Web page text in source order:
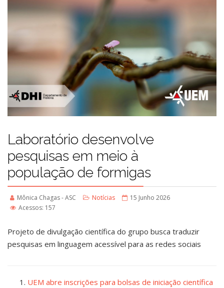
Laboratório desenvolve
pesquisas em meio à
população de formigas
Mônica Chagas - ASC Notícias
15 Junho 2026
Acessos: 157
Projeto de divulgação científica do grupo busca traduzir
pesquisas em linguagem acessível para as redes sociais
UEM abre inscrições para bolsas de iniciação científica